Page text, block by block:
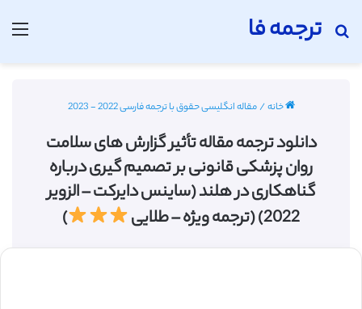
ترجمه فا
جستجو برای
خانه/مقاله انگلیسی حقوق با ترجمه فارسی 2022 - 2023
دانلود ترجمه مقاله تأثیر گزارش های سلامت
روان پزشکی قانونی بر تصمیم گیری درباره
گناهکاری در هلند (ساینس دایرکت – الزویر
2022) (ترجمه ویژه – طلایی
)